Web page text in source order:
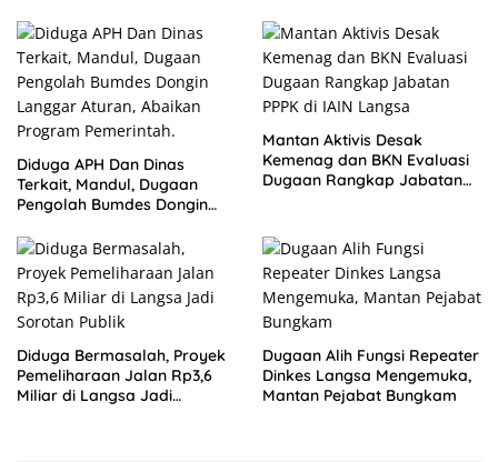
pelaku
Diduga APH Dan Dinas
Terkait, Mandul, Dugaan
Pengolah Bumdes Dongin
Program Pemerintah.
Mantan Aktivis Desak
Kemenag dan BKN Evaluasi
Dugaan Rangkap Jabatan
Diduga Bermasalah, Proyek
Pemeliharaan Jalan Rp3,6
Miliar di Langsa Jadi
Dugaan Alih Fungsi Repeater
Dinkes Langsa Mengemuka,
Mantan Pejabat Bungkam